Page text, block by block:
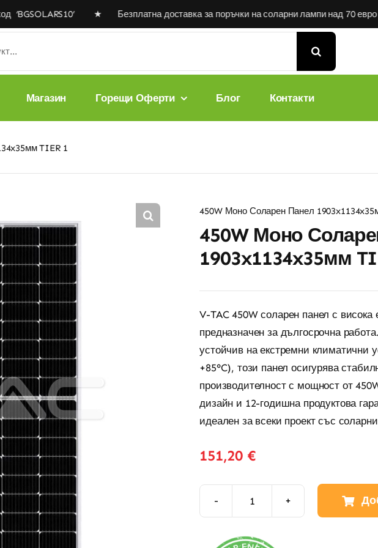
★ Безплатна доставка за поръчки на соларни лампи над 70 евро ★
Магазин Горещи Оферти Блог Контакти
TIER 1
450W Моно Соларен Панел
450W Моно
1903x1134x35мм
V-TAC 450W соларен панел с висока
предназначен за дългосрочна
устойчив на екстремни климатични
+85°C), този панел осигурява
производителност с мощност от
дизайн и 12-годишна продуктова
идеален за всеки проект със
151,20 €
количество
450W